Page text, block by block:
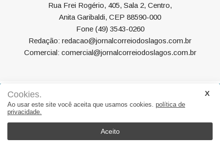
Rua Frei Rogério, 405, Sala 2, Centro,
Anita Garibaldi, CEP 88590-000
Fone (49) 3543-0260
Redação: redacao@jornalcorreiodoslagos.com.br
Comercial: comercial@jornalcorreiodoslagos.com.br
Geral Política Economia Saúde
Variedades
Eventos
Cookies.
Ao usar este site você aceita que usamos cookies. política de
privacidade.
Aceito